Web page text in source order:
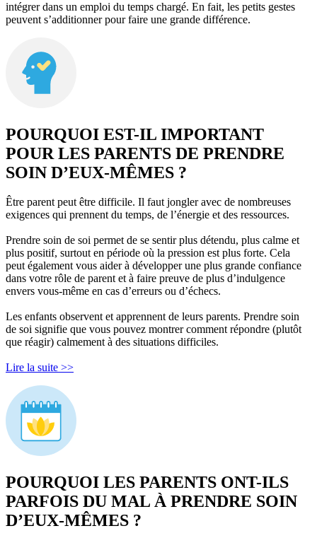
intégrer dans un emploi du temps chargé. En fait, les petits gestes
peuvent s’additionner pour faire une grande différence.
POURQUOI EST-IL IMPORTANT
POUR LES PARENTS DE PRENDRE
SOIN D’EUX-MÊMES ?
Être parent peut être difficile. Il faut jongler avec de nombreuses
exigences qui prennent du temps, de l’énergie et des ressources.
Prendre soin de soi permet de se sentir plus détendu, plus calme et
plus positif, surtout en période où la pression est plus forte. Cela
peut également vous aider à développer une plus grande confiance
dans votre rôle de parent et à faire preuve de plus d’indulgence
envers vous-même en cas d’erreurs ou d’échecs.
Les enfants observent et apprennent de leurs parents. Prendre soin
de soi signifie que vous pouvez montrer comment répondre (plutôt
que réagir) calmement à des situations difficiles.
Lire la suite >>
POURQUOI LES PARENTS ONT-ILS
PARFOIS DU MAL À PRENDRE SOIN
D’EUX-MÊMES ?